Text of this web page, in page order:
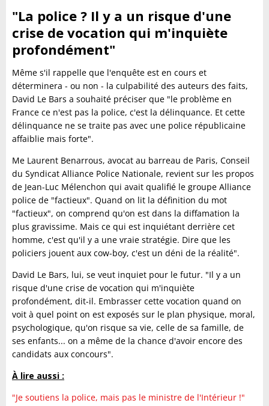
"La police ? Il y a un risque d'une
crise de vocation qui m'inquiète
profondément"
Même s'il rappelle que l'enquête est en cours et
déterminera - ou non - la culpabilité des auteurs des faits,
David Le Bars a souhaité préciser que "le problème en
France ce n'est pas la police, c'est la délinquance. Et cette
délinquance ne se traite pas avec une police républicaine
affaiblie mais forte".
Me Laurent Benarrous, avocat au barreau de Paris, Conseil
du Syndicat Alliance Police Nationale, revient sur les propos
de Jean-Luc Mélenchon qui avait qualifié le groupe Alliance
police de "factieux". Quand on lit la définition du mot
"factieux", on comprend qu'on est dans la diffamation la
plus gravissime. Mais ce qui est inquiétant derrière cet
homme, c'est qu'il y a une vraie stratégie. Dire que les
policiers jouent aux cow-boy, c'est un déni de la réalité".
David Le Bars, lui, se veut inquiet pour le futur. "Il y a un
risque d'une crise de vocation qui m'inquiète
profondément, dit-il. Embrasser cette vocation quand on
voit à quel point on est exposés sur le plan physique, moral,
psychologique, qu'on risque sa vie, celle de sa famille, de
ses enfants... on a même de la chance d'avoir encore des
candidats aux concours".
À lire aussi :
"Je soutiens la police, mais pas le ministre de l'Intérieur !"